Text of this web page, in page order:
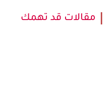
مقالات قد تهمك